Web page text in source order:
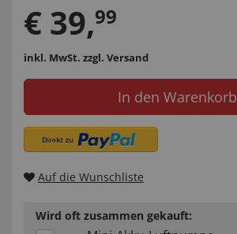
€ 39,99
inkl. MwSt. zzgl. Versand
In den Warenkorb
Auf die Wunschliste
Wird oft zusammen gekauft: